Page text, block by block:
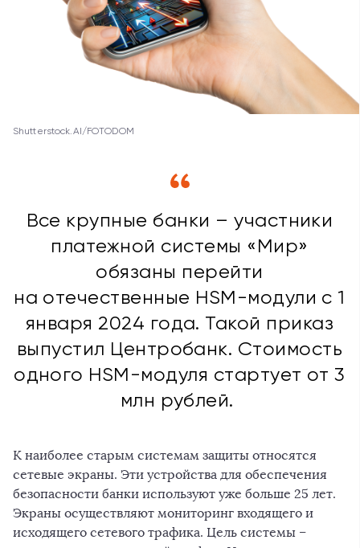
Shutterstock.AI/FOTODOM
Все крупные банки – участники
платежной системы «Мир»
обязаны перейти
на отечественные HSM-модули с 1
января 2024 года. Такой приказ
выпустил Центробанк. Стоимость
одного HSM-модуля стартует от 3
млн рублей.
К наиболее старым системам защиты относятся
сетевые экраны. Эти устройства для обеспечения
безопасности банки используют уже больше 25 лет.
Экраны осуществляют мониторинг входящего и
исходящего сетевого трафика. Цель системы –